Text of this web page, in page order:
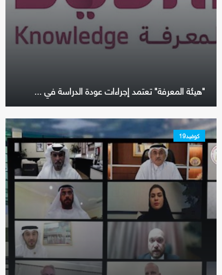
"هيئة المعرفة" تعتمد إجراءات عودة الدراسة في ...
كوفيد19